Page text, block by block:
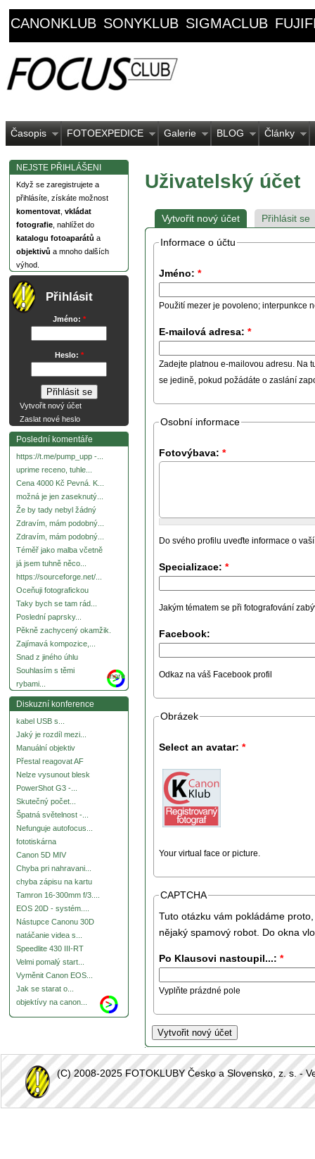
CANONKLUB SONYKLUB SIGMACLUB
Časopis FOTOEXPEDICE Galerie BLOG Články
NEJSTE PŘIHLÁŠENI
Když se zaregistrujete a
přihlásíte, získáte možnost
komentovat vkládat
fotografie , nahlížet do
katalogu fotoaparátů a
objektivů a mnoho dalších
výhod.
Přihlásit
Jméno: *
Heslo: *
Vytvořit nový účet
Zaslat nové heslo
Poslední komentáře
https://t.me/pump_upp -...
uprime receno, tuhle...
Cena 4000 Kč Pevná. K...
možná je jen zaseknutý...
Že by tady nebyl žádný
Zdravím, mám podobný...
Zdravím, mám podobný...
Téměř jako malba včetně
já jsem tuhně něco...
https://sourceforge.net/...
Oceňuji fotografickou
Taky bych se tam rád...
Poslední paprsky...
Pěkně zachycený okamžik.
Zajímavá kompozice,...
Snad z jiného úhlu
Souhlasím s těmi
rybami...
more
Diskuzní konference
kabel USB s...
Jaký je rozdíl mezi...
Manuální objektiv
Přestal reagovat AF
Nelze vysunout blesk
PowerShot G3 -...
Skutečný počet...
Špatná světelnost -...
Nefunguje autofocus...
fototiskárna
Canon 5D MIV
Chyba pri nahravani...
chyba zápisu na kartu
Tamron 16-300mm f/3....
EOS 20D - systém....
Nástupce Canonu 30D
natáčanie videa s...
Speedlite 430 III-RT
Velmi pomalý start...
Vyměnit Canon EOS...
Jak se starat o...
objektívy na canon...
Uživatelský účet
Vytvořit nový účet Přihlásit se
Informace o účtu
Jméno: *
Použití mezer je povoleno; interpunkce
E-mailová adresa: *
Zadejte platnou e-mailovou adresu. Na
se jedině, pokud požádáte o zaslání
Osobní informace
Fotovýbava: *
Do svého profilu uveďte informace o
Specializace: *
Jakým tématem se při fotografování
Facebook:
Odkaz na váš Facebook profil
Obrázek
Select an avatar: *
Your virtual face or picture.
CAPTCHA
Tuto otázku vám pokládáme
nějaký spamový robot. Do okna
Po Klausovi nastoupil...: *
Vyplňte prázdné pole
(C) 2008-2025 FOTOKLUBY Česko a Slovensko, z. s. -